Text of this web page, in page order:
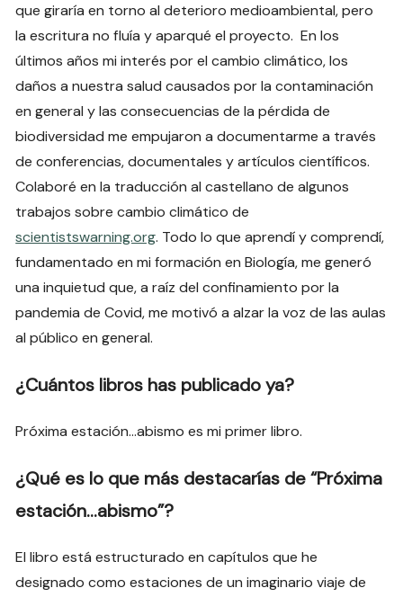
que giraría en torno al deterioro medioambiental, pero
la escritura no fluía y aparqué el proyecto. En los
últimos años mi interés por el cambio climático, los
daños a nuestra salud causados por la contaminación
en general y las consecuencias de la pérdida de
biodiversidad me empujaron a documentarme a través
de conferencias, documentales y artículos científicos.
Colaboré en la traducción al castellano de algunos
trabajos sobre cambio climático de
scientistswarning.org. Todo lo que aprendí y comprendí,
fundamentado en mi formación en Biología, me generó
una inquietud que, a raíz del confinamiento por la
pandemia de Covid, me motivó a alzar la voz de las aulas
al público en general.
¿Cuántos libros has publicado ya?
Próxima estación…abismo es mi primer libro.
¿Qué es lo que más destacarías de “Próxima
estación…abismo”?
El libro está estructurado en capítulos que he
designado como estaciones de un imaginario viaje de